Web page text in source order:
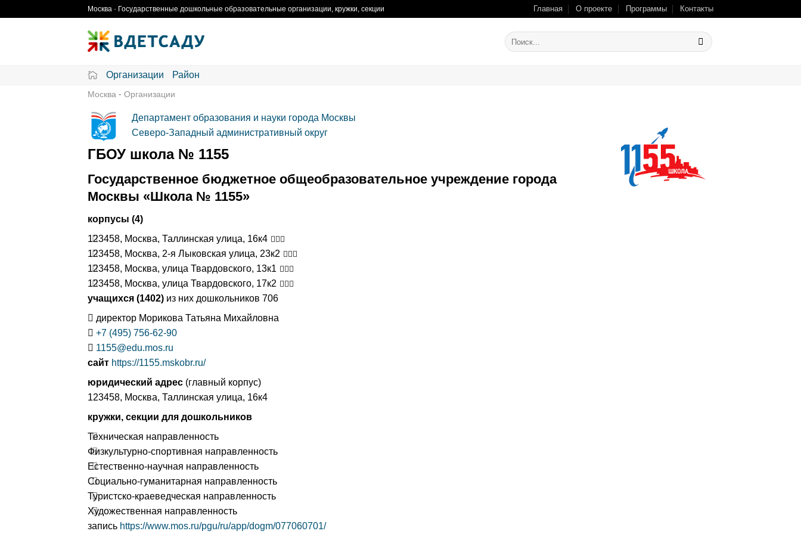
Москва · Государственные дошкольные образовательные организации, кружки, секции Главная О проекте Программы Контакты
Организации Район
Москва · Организации
Департамент образования и науки города Москвы
Северо-Западный административный округ
ГБОУ школа № 1155
Государственное бюджетное общеобразовательное учреждение города
Москвы «Школа № 1155»
корпусы (4)
123458, Москва, Таллинская улица, 16к4
123458, Москва, 2-я Лыковская улица, 23к2
123458, Москва, улица Твардовского, 13к1
123458, Москва, улица Твардовского, 17к2
учащихся (1402) из них дошкольников 706
директор Морикова Татьяна Михайловна
+7 (495) 756-62-90
1155@edu.mos.ru
сайт https://1155.mskobr.ru/
юридический адрес (главный корпус)
123458, Москва, Таллинская улица, 16к4
кружки, секции для дошкольников
Техническая направленность
Физкультурно-спортивная направленность
Естественно-научная направленность
Социально-гуманитарная направленность
Туристско-краеведческая направленность
Художественная направленность
запись https://www.mos.ru/pgu/ru/app/dogm/077060701/